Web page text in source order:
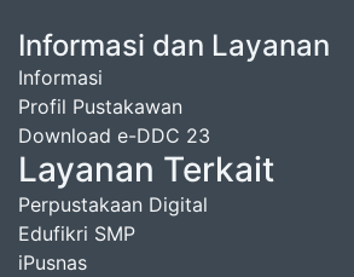
Informasi dan Layanan
Informasi
Profil Pustakawan
Download e-DDC 23
Layanan Terkait
Perpustakaan Digital
Edufikri SMP
iPusnas